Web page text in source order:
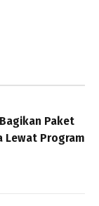
Paket
Lewat Program